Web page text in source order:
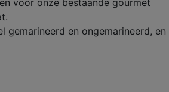
en ongemarineerd, en